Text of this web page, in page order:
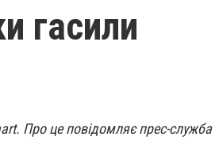
гасили
Про це повідомляє прес-служба